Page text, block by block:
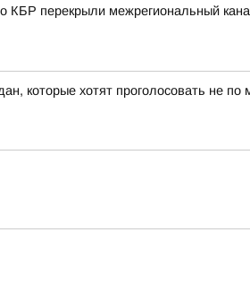
перекрыли межрегиональный
которые хотят проголосовать не по